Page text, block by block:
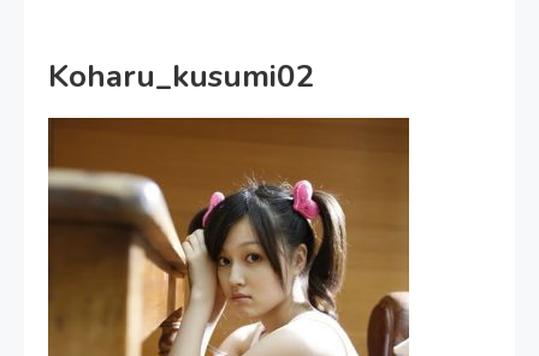
Koharu_kusumi02